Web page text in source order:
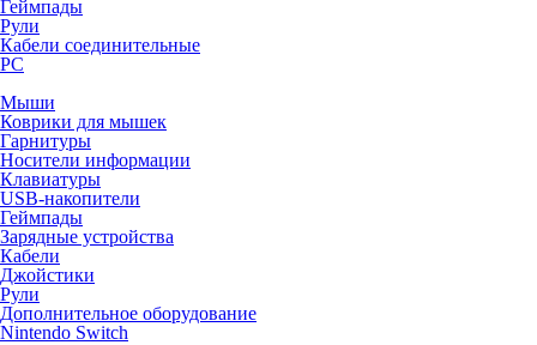
Геймпады
Рули
Кабели соединительные
PC
Мыши
Коврики для мышек
Гарнитуры
Носители информации
Клавиатуры
USB-накопители
Геймпады
Зарядные устройства
Кабели
Джойстики
Рули
Дополнительное оборудование
Nintendo Switch